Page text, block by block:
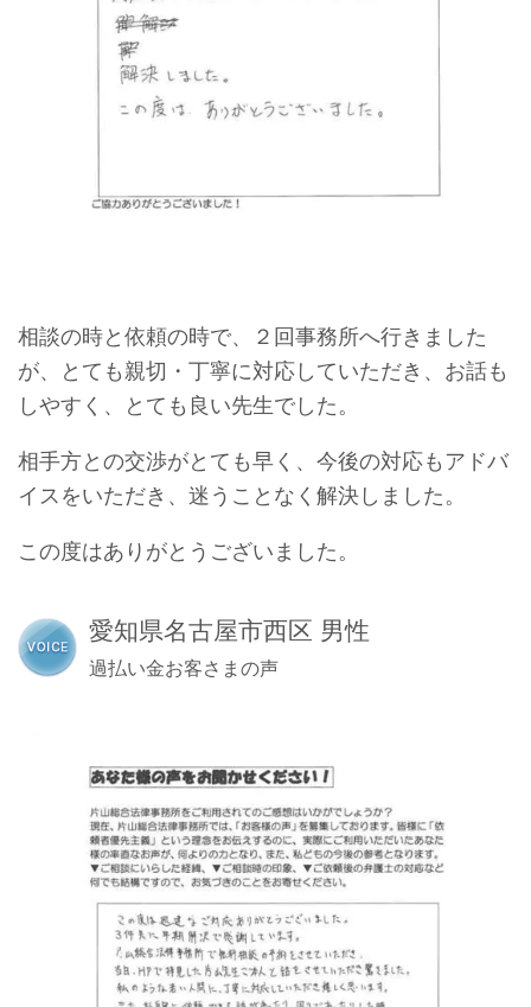
相談の時と依頼の時で、２回事務所へ行きました
が、とても親切・丁寧に対応していただき、お話も
しやすく、とても良い先生でした。
相手方との交渉がとても早く、今後の対応もアドバ
イスをいただき、迷うことなく解決しました。
この度はありがとうございました。
愛知県名古屋市西区 男性
過払い金お客さまの声